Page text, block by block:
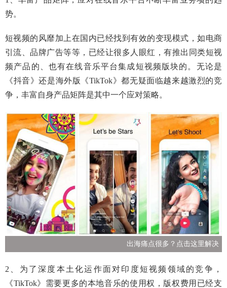
势。
短视频的风靡加上在国内已经找到有效的变现模式，如电商
引流、品牌广告等等，已经让很多人眼红，有推出同类短视
频产品的、也有在线音乐平台集成短视频版块的。无论是
《抖音》还是海外版《TikTok》都无疑面临越来越激烈的竞
争，丰富自身产品矩阵是其中一个应对策略。
出海痛点很多？点击这里解决
2、为了深度本土化运作面对印度短视频领域的竞争，
《TikTok》需要更多的本地音乐的使用权，版权费用已经支